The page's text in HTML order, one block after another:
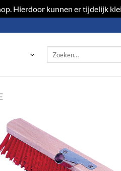
Hierdoor kunnen er tijdelijk